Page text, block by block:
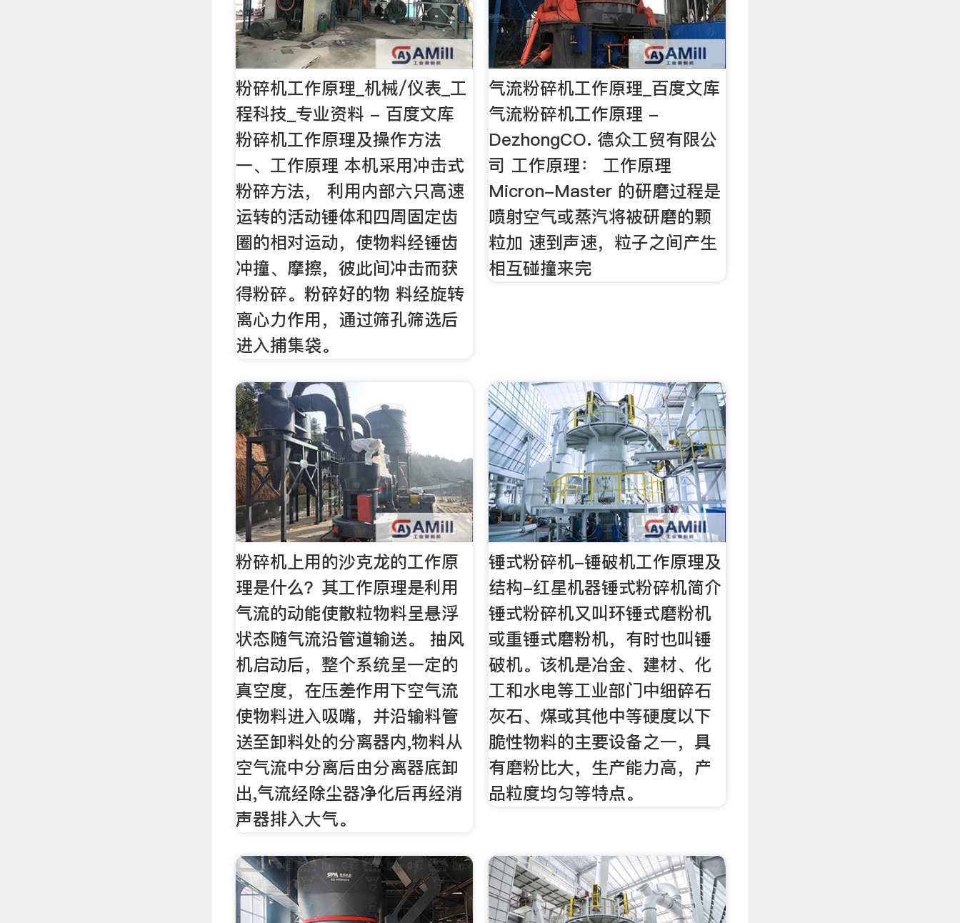
粉碎机工作原理_机械/仪表_工
程科技_专业资料 - 百度文库
粉碎机工作原理及操作方法
一、工作原理 本机采用冲击式
粉碎方法， 利用内部六只高速
运转的活动锤体和四周固定齿
圈的相对运动，使物料经锤齿
冲撞、摩擦，彼此间冲击而获
得粉碎。粉碎好的物 料经旋转
离心力作用，通过筛孔筛选后
进入捕集袋。
气流粉碎机工作原理_百度文库
气流粉碎机工作原理 -
DezhongCO. 德众工贸有限公
司 工作原理： 工作原理
Micron-Master 的研磨过程是
喷射空气或蒸汽将被研磨的颗
粒加 速到声速，粒子之间产生
相互碰撞来完
粉碎机上用的沙克龙的工作原
理是什么？其工作原理是利用
气流的动能使散粒物料呈悬浮
状态随气流沿管道输送。 抽风
机启动后，整个系统呈一定的
真空度，在压差作用下空气流
使物料进入吸嘴，并沿输料管
送至卸料处的分离器内,物料从
空气流中分离后由分离器底卸
出,气流经除尘器净化后再经消
声器排入大气。
锤式粉碎机-锤破机工作原理及
结构-红星机器锤式粉碎机简介
锤式粉碎机又叫环锤式磨粉机
或重锤式磨粉机，有时也叫锤
破机。该机是冶金、建材、化
工和水电等工业部门中细碎石
灰石、煤或其他中等硬度以下
脆性物料的主要设备之一，具
有磨粉比大，生产能力高，产
品粒度均匀等特点。